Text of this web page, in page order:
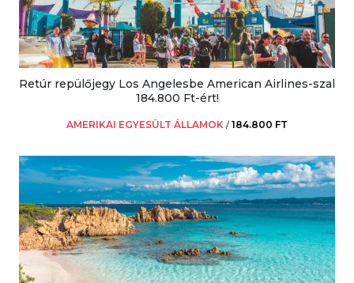
Retúr repülőjegy Los Angelesbe American Airlines-szal
184.800 Ft-ért!
AMERIKAI EGYESÜLT ÁLLAMOK /184.800 FT